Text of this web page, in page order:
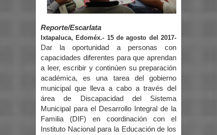
Reporte/Escarlata
Ixtapaluca, Edoméx.- 15 de agosto del 2017-
Dar la oportunidad a personas con
capacidades diferentes para que aprendan
a leer, escribir y continúen su preparación
académica, es una tarea del gobierno
municipal que lleva a cabo a través del
área de Discapacidad del Sistema
Municipal para el Desarrollo Integral de la
Familia (DIF) en coordinación con el
Instituto Nacional para la Educación de los